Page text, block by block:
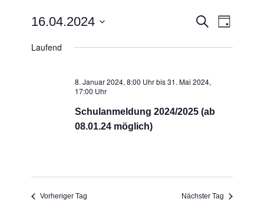
Suche
Tag
16.04.2024
wählen.
Laufend
8. Januar 2024, 8:00 Uhrbis31. Mai 2024,
17:00 Uhr
Schulanmeldung 2024/2025 (ab
08.01.24 möglich)
Vorheriger Tag Nächster Tag